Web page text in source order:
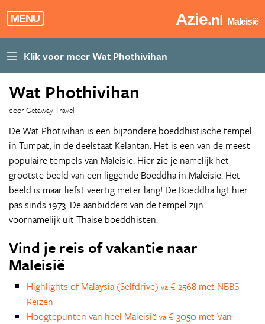
MENU Azie.nl Maleisië
Wat Phothivihan
door Getaway Travel
De Wat Photivihan is een bijzondere boeddhistische tempel
in Tumpat, in de deelstaat Kelantan. Het is een van de meest
populaire tempels van Maleisië. Hier zie je namelijk het
grootste beeld van een liggende Boeddha in Maleisië. Het
beeld is maar liefst veertig meter lang! De Boeddha ligt hier
pas sinds 1973. De aanbidders van de tempel zijn
voornamelijk uit Thaise boeddhisten.
Vind je reis of vakantie naar
Maleisië
Highlights of Malaysia (Selfdrive) va € 2568 met NBBS
Reizen
Hoogtepunten van heel Maleisië va € 3050 met Van